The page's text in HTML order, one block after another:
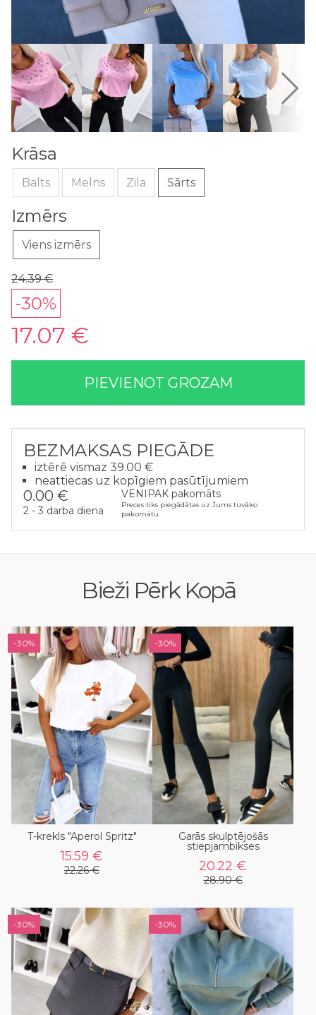
24.39 €
-30%
17.07 €
Krāsa
Balts Melns Zila Sārts
Izmērs
Viens izmērs
PIEVIENOT GROZAM
BEZMAKSAS PIEGĀDE
iztērē vismaz 39.00 €
neattiecas uz kopīgiem pasūtījumiem
0.00 €
2 - 3 darba diena
VENIPAK pakomāts
Preces tiks piegādātas uz Jums tuvāko
pakomātu.
Bieži Pērk Kopā
-30%
T-krekls "Aperol Spritz"
15.59 €
22.26 €
-30%
Garās skulptējošās
stiepjambikses
20.22 €
28.90 €
-30% -30%